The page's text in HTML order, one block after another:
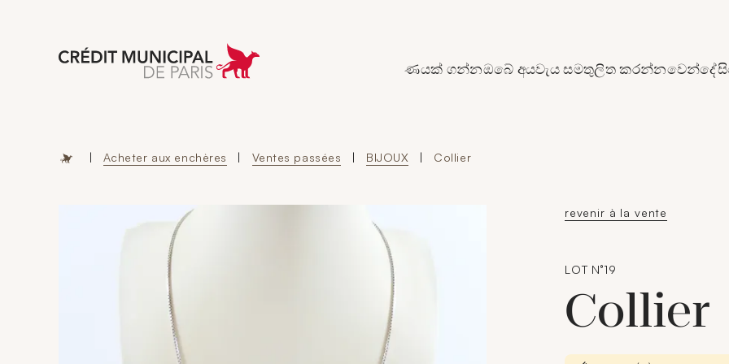
Aller à l'accueil de Crédit Municipal de Paris
ණයක් ගන්නඔබේ අයවැය සමතුලිත කරන්න
| Acheter aux enchères | Ventes passées | BIJOUX | Collier
revenir à la vente
LOT N°19
Collier